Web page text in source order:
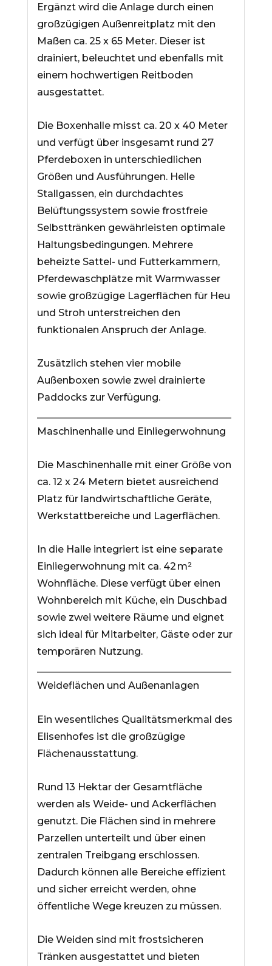
Ergänzt wird die Anlage durch einen
großzügigen Außenreitplatz mit den
Maßen ca. 25 x 65 Meter. Dieser ist
drainiert, beleuchtet und ebenfalls mit
einem hochwertigen Reitboden
ausgestattet.
Die Boxenhalle misst ca. 20 x 40 Meter
und verfügt über insgesamt rund 27
Pferdeboxen in unterschiedlichen
Größen und Ausführungen. Helle
Stallgassen, ein durchdachtes
Belüftungssystem sowie frostfreie
Selbsttränken gewährleisten optimale
Haltungsbedingungen. Mehrere
beheizte Sattel- und Futterkammern,
Pferdewaschplätze mit Warmwasser
sowie großzügige Lagerflächen für Heu
und Stroh unterstreichen den
funktionalen Anspruch der Anlage.
Zusätzlich stehen vier mobile
Außenboxen sowie zwei drainierte
Paddocks zur Verfügung.
________________________________________
Maschinenhalle und Einliegerwohnung
Die Maschinenhalle mit einer Größe von
ca. 12 x 24 Metern bietet ausreichend
Platz für landwirtschaftliche Geräte,
Werkstattbereiche und Lagerflächen.
In die Halle integriert ist eine separate
Einliegerwohnung mit ca. 42 m²
Wohnfläche. Diese verfügt über einen
Wohnbereich mit Küche, ein Duschbad
sowie zwei weitere Räume und eignet
sich ideal für Mitarbeiter, Gäste oder zur
temporären Nutzung.
________________________________________
Weideflächen und Außenanlagen
Ein wesentliches Qualitätsmerkmal des
Elisenhofes ist die großzügige
Flächenausstattung.
Rund 13 Hektar der Gesamtfläche
werden als Weide- und Ackerflächen
genutzt. Die Flächen sind in mehrere
Parzellen unterteilt und über einen
zentralen Treibgang erschlossen.
Dadurch können alle Bereiche effizient
und sicher erreicht werden, ohne
öffentliche Wege kreuzen zu müssen.
Die Weiden sind mit frostsicheren
Tränken ausgestattet und bieten